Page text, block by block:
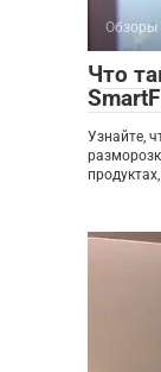
Обзоры
Что
Узнайте,
продуктах,